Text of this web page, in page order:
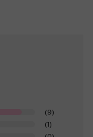
(9)
(1)